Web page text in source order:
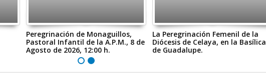
Peregrinación de Monaguillos,
Pastoral Infantil de la A.P.M., 8 de
Agosto de 2026, 12:00 h.
La Peregrinación Femenil de la
Diócesis de Celaya, en la Basílica
de Guadalupe.